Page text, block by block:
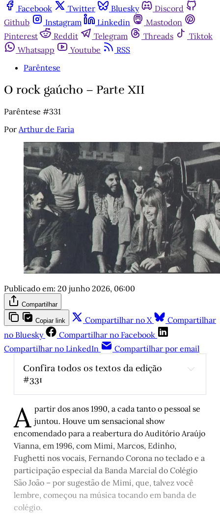
Facebook
Twitter Bluesky
Discord
Github
Instagram Linkedin
Mastodon
Pinterest
Reddit Telegram Threads
Tiktok
Whatsapp
Youtube
RSS
Parêntese
O rock gaúcho – Parte XII
Parêntese #331
Por Arthur de Faria
Publicado em: 20 junho 2026, 06:00
Compartilhar
Copiar link Compartilhar no X
Compartilhar
no Bluesky
Compartilhar no Facebook
Compartilhar no LinkedIn
Compartilhar por email
Confira todos os textos da edição
#331
Sem explosões, com transformações, por
Luís Augusto Fischer
Maria Regina Pilla: Existencialista, militante,
cidadã do mundo, por Luís Augusto Fischer
Primeiro, não tomar gol, por Fernando
Carvalho
Minha primeira Copa, por Juremir Machado
da Silva
O rock gaúcho – Parte XII, por Arthur de
A partir dos anos 1990, a cada tanto o pessoal se
juntou. Houve um sensacional show
encomendado para a reabertura do Auditório Araújo
Vianna, em 1996, com Mimi, Marcos, Edinho,
Fughetti nos vocais, Fernando Corona no teclado e a
participação especial da Banda Marcial do Colégio
São João – por sugestão de Mimi, que, talvez você
lembre, começou na música tocando em banda de
colégio.